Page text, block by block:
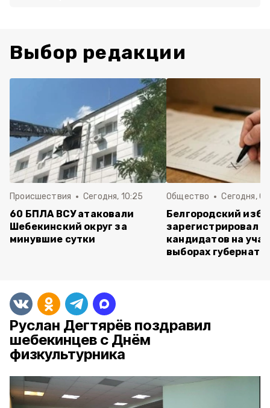
Выбор редакции
Происшествия Сегодня, 10:25
60 БПЛА ВСУ атаковали
Шебекинский округ за
минувшие сутки
Общество Сегодня,
Белгородский
зарегистрировал
кандидатов на
выборах
Руслан Дегтярёв поздравил
шебекинцев с Днём
физкультурника